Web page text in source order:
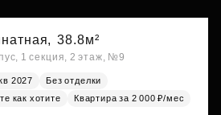
38.8м²
1 секция, 2 этаж, №9
2027
Без отделки
как хотите
Квартира за 2 000 ₽/мес